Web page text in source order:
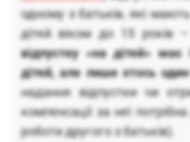
одному з батьків, які
дітей віком до 15 років
відпустку «на дітей»
дітей, але лише хтось
надання відпустки чи
компенсації за неї
роботи другого з батьків).